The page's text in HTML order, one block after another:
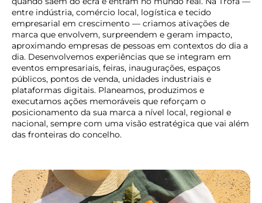
entre indústria, comércio local, logística e tecido
empresarial em crescimento — criamos ativações de
marca que envolvem, surpreendem e geram impacto,
aproximando empresas de pessoas em contextos do dia a
dia. Desenvolvemos experiências que se integram em
eventos empresariais, feiras, inaugurações, espaços
públicos, pontos de venda, unidades industriais e
plataformas digitais. Planeamos, produzimos e
executamos ações memoráveis que reforçam o
posicionamento da sua marca a nível local, regional e
nacional, sempre com uma visão estratégica que vai além
das fronteiras do concelho.